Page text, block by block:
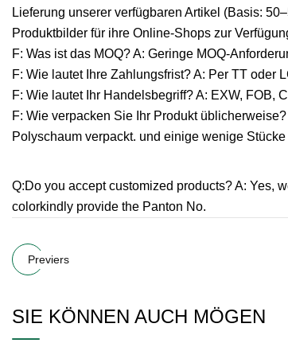
Lieferung unserer verfügbaren Artikel (Basis:
Produktbilder für ihre Online-Shops zur
F: Was ist das MOQ? A: Geringe MOQ-
F: Wie lautet Ihre Zahlungsfrist? A: Per TT oder
F: Wie lautet Ihr Handelsbegriff? A: EXW, FOB,
F: Wie verpacken Sie Ihr Produkt
Polyschaum verpackt. und einige wenige
Q:Do you accept customized products? A: Yes,
colorkindly provide the Panton No.
Previers
SIE KÖNNEN AUCH MÖGEN